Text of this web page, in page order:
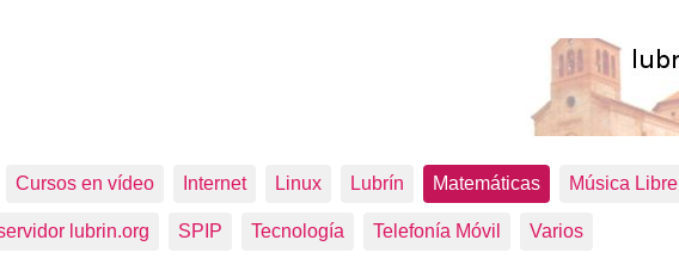
Cursos en vídeo Internet Linux Lubrín Matemáticas Música Libre
lubrin.org SPIP Tecnología Telefonía Móvil Varios